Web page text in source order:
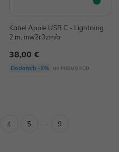
Kabel Apple USB C - Lightning
2 m, mw2r3zm/a
38,00 €
Dodatnih -5% uz PROMO KOD
4 5 ... 9